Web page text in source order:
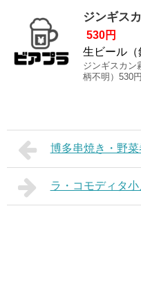
ジンギス
530円
生ビール（
ジンギスカン
柄不明）530円
博多串焼き・野
ラ・コモディタ小